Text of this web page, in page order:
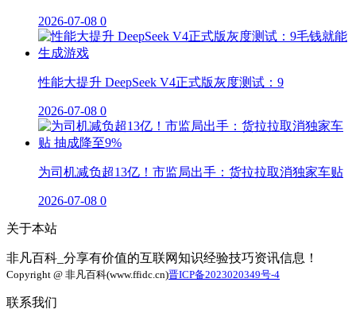
2026-07-08 0
性能大提升 DeepSeek V4正式版灰度测试：9
2026-07-08 0
为司机减负超13亿！市监局出手：货拉拉取消独家车贴
2026-07-08 0
关于本站
非凡百科_分享有价值的互联网知识经验技巧资讯信息！
Copyright @ 非凡百科(www.ffidc.cn)晋ICP备2023020349号-4
联系我们